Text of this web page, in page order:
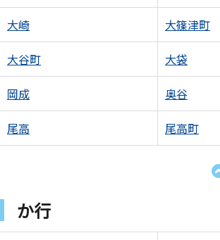
大崎 大篠津町
大谷町 大袋
岡成 奥谷
尾高 尾高町
か行